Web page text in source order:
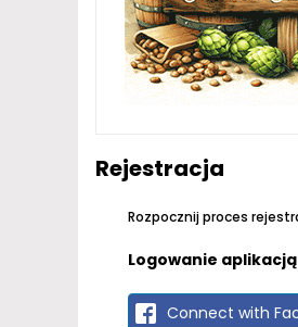
Rejestracja
Rozpocznij proces
Logowanie
Connect with